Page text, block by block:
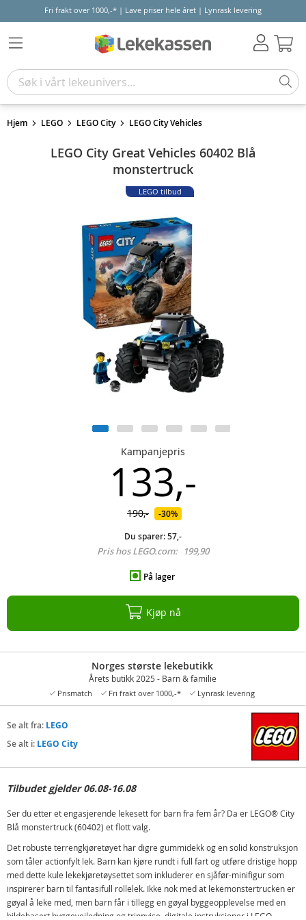
Fri frakt over 1000,-* | Lave priser hele året | Lynrask levering
Hjem LEGO LEGO City LEGO City Vehicles
LEGO City Great Vehicles 60402 Blå
monstertruck
LEGO tilbud
Kampanjepris
133,-
190,-
30%
Du sparer:57,-
Pris hos LEGO.com: 199,90
På lager
Kjøp nå
Norges største lekebutikk
Årets butikk 2025 - Barn & familie
Prismatch Fri frakt over 1000,-* Lynrask levering
Se alt fra: LEGO
Se alt i: LEGO City
Tilbudet gjelder 06.08-16.08
Ser du etter et engasjerende lekesett for barn fra fem år? Da er LEGO® City
Blå monstertruck (60402) et flott valg.
Det robuste terrengkjøretøyet har digre gummidekk og en solid konstruksjon
som tåler actionfylt lek. Barn kan kjøre rundt i full fart og utføre dristige hopp
med dette kule lekekjøretøysettet som inkluderer en sjåfør-minifigur som
inspirerer barn til fantasifull rollelek. Ikke nok med at lekemonstertrucken er
gøyal å leke med, men barn får i tillegg en gøyal byggeopplevelse med en
bildebasert byggeveiledning og trinnvise, digitale instruksjoner i LEGO